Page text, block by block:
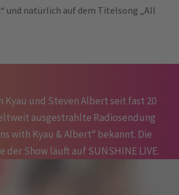
und natürlich auf dem Titelsong „All
Kyau und Steven Albert seit fast 20
ausgestrahlte Radiosendung
with Kyau & Albert“ bekannt. Die
der Show läuft auf SUNSHINE LIVE.